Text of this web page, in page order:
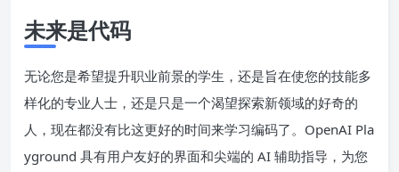
未来是代码
无论您是希望提升职业前景的学生，还是旨在使您的技能多
样化的专业人士，还是只是一个渴望探索新领域的好奇的
人，现在都没有比这更好的时间来学习编码了。OpenAI Pla
yground 具有用户友好的界面和尖端的 AI 辅助指导，为您